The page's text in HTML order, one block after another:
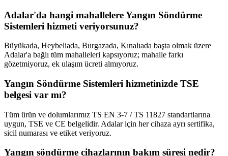
Adalar'da hangi mahallelere Yangın Söndürme
Sistemleri hizmeti veriyorsunuz?
Büyükada, Heybeliada, Burgazada, Kınalıada başta olmak üzere
Adalar'a bağlı tüm mahalleleri kapsıyoruz; mahalle farkı
gözetmiyoruz, ek ulaşım ücreti almıyoruz.
Yangın Söndürme Sistemleri hizmetinizde TSE
belgesi var mı?
Tüm ürün ve dolumlarımız TS EN 3-7 / TS 11827 standartlarına
uygun, TSE ve CE belgelidir. Adalar için her cihaza ayrı sertifika,
sicil numarası ve etiket veriyoruz.
Yangın söndürme cihazlarının bakım süresi nedir?